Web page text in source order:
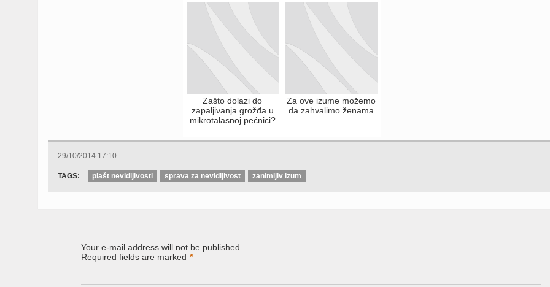
Zašto dolazi do
zapaljivanja grožđa u
mikrotalasnoj pećnici?
Za ove izume možemo
da zahvalimo ženama
29/10/2014 17:10
TAGS: plašt nevidljivosti sprava za nevidljivost zanimljiv izum
Your e-mail address will not be published.
Required fields are marked *